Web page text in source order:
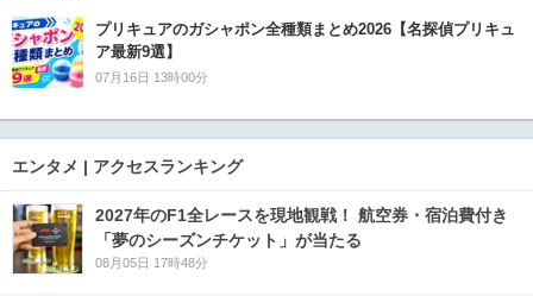
プリキュアのガシャポン全種類まとめ2026【名探偵プリキュ
ア最新9選】
07月16日 13時00分
エンタメ | アクセスランキング
2027年のF1全レースを現地観戦！ 航空券・宿泊費付き
「夢のシーズンチケット」が当たる
08月05日 17時48分